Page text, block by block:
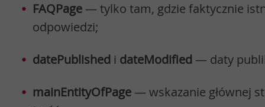
FAQPage — tylko tam, gdzie faktycznie
odpowiedzi;
datePublished i dateModified — daty
mainEntityOfPage — wskazanie głównej